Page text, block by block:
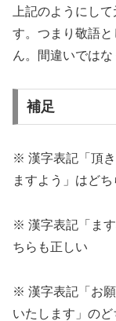
上記のようにし
す。つまり敬語
ん。間違いではな
補足
※ 漢字表記「頂
ますよう」はど
※ 漢字表記「ま
ちらも正しい
※ 漢字表記「お
いたします」の